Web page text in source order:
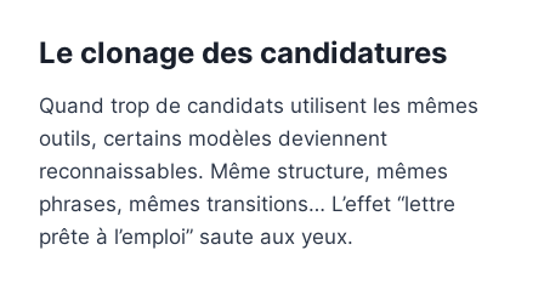
Le clonage des candidatures
Quand trop de candidats utilisent les mêmes
outils, certains modèles deviennent
reconnaissables. Même structure, mêmes
phrases, mêmes transitions… L’effet “lettre
prête à l’emploi” saute aux yeux.